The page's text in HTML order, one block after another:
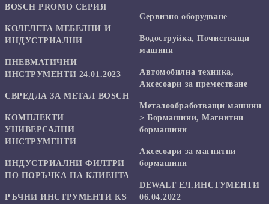
BOSCH PROMO СЕРИЯ
КОЛЕЛЕТА МЕБЕЛНИ И
ИНДУСТРИАЛНИ
ПНЕВМАТИЧНИ
ИНСТРУМЕНТИ 24.01.2023
СВРЕДЛА ЗА МЕТАЛ BOSCH
КОМПЛЕКТИ
УНИВЕРСАЛНИ
ИНСТРУМЕНТИ
ИНДУСТРИАЛНИ ФИЛТРИ
ПО ПОРЪЧКА НА КЛИЕНТА
РЪЧНИ ИНСТРУМЕНТИ KS
Сервизно оборудване
Водоструйка, Почистващи
машини
Автомобилна техника,
Аксесоари за преместване
Mеталообработващи машини
> Бормашини, Магнитни
бормашини
Аксесоари за магнитни
бормашини
DEWALT ЕЛ.ИНСТУМЕНТИ
06.04.2022